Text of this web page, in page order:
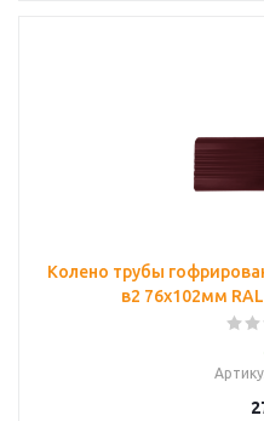
Колено трубы
в2 76х102мм